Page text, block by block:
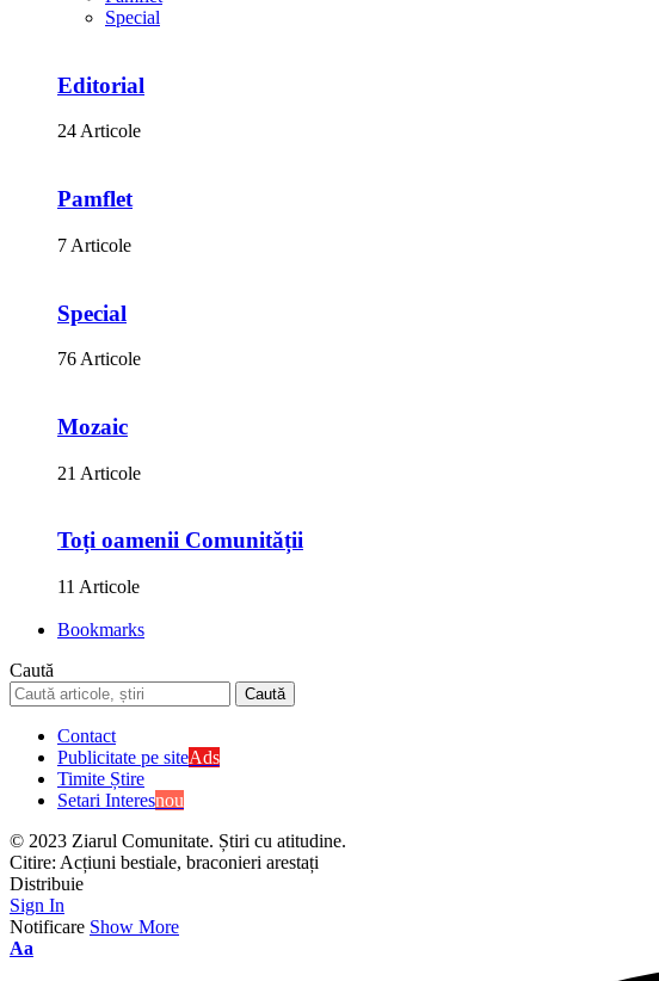
Special
Editorial
24 Articole
Pamflet
7 Articole
Special
76 Articole
Mozaic
21 Articole
Toți oamenii Comunității
11 Articole
Bookmarks
Caută
Contact
Publicitate pe siteAds
Timite Știre
Setari Interesnou
© 2023 Ziarul Comunitate. Știri cu atitudine.
Citire: Acțiuni bestiale, braconieri arestați
Distribuie
Sign In
Notificare Show More
Aa